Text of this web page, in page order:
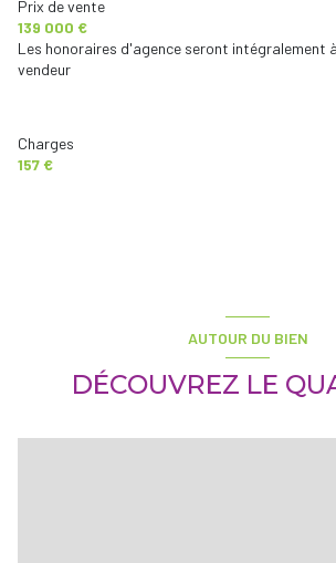
Prix de vente
139 000 €
Les honoraires d'agence seront intégralement
vendeur
Charges
157 €
AUTOUR DU BIEN
DÉCOUVREZ LE